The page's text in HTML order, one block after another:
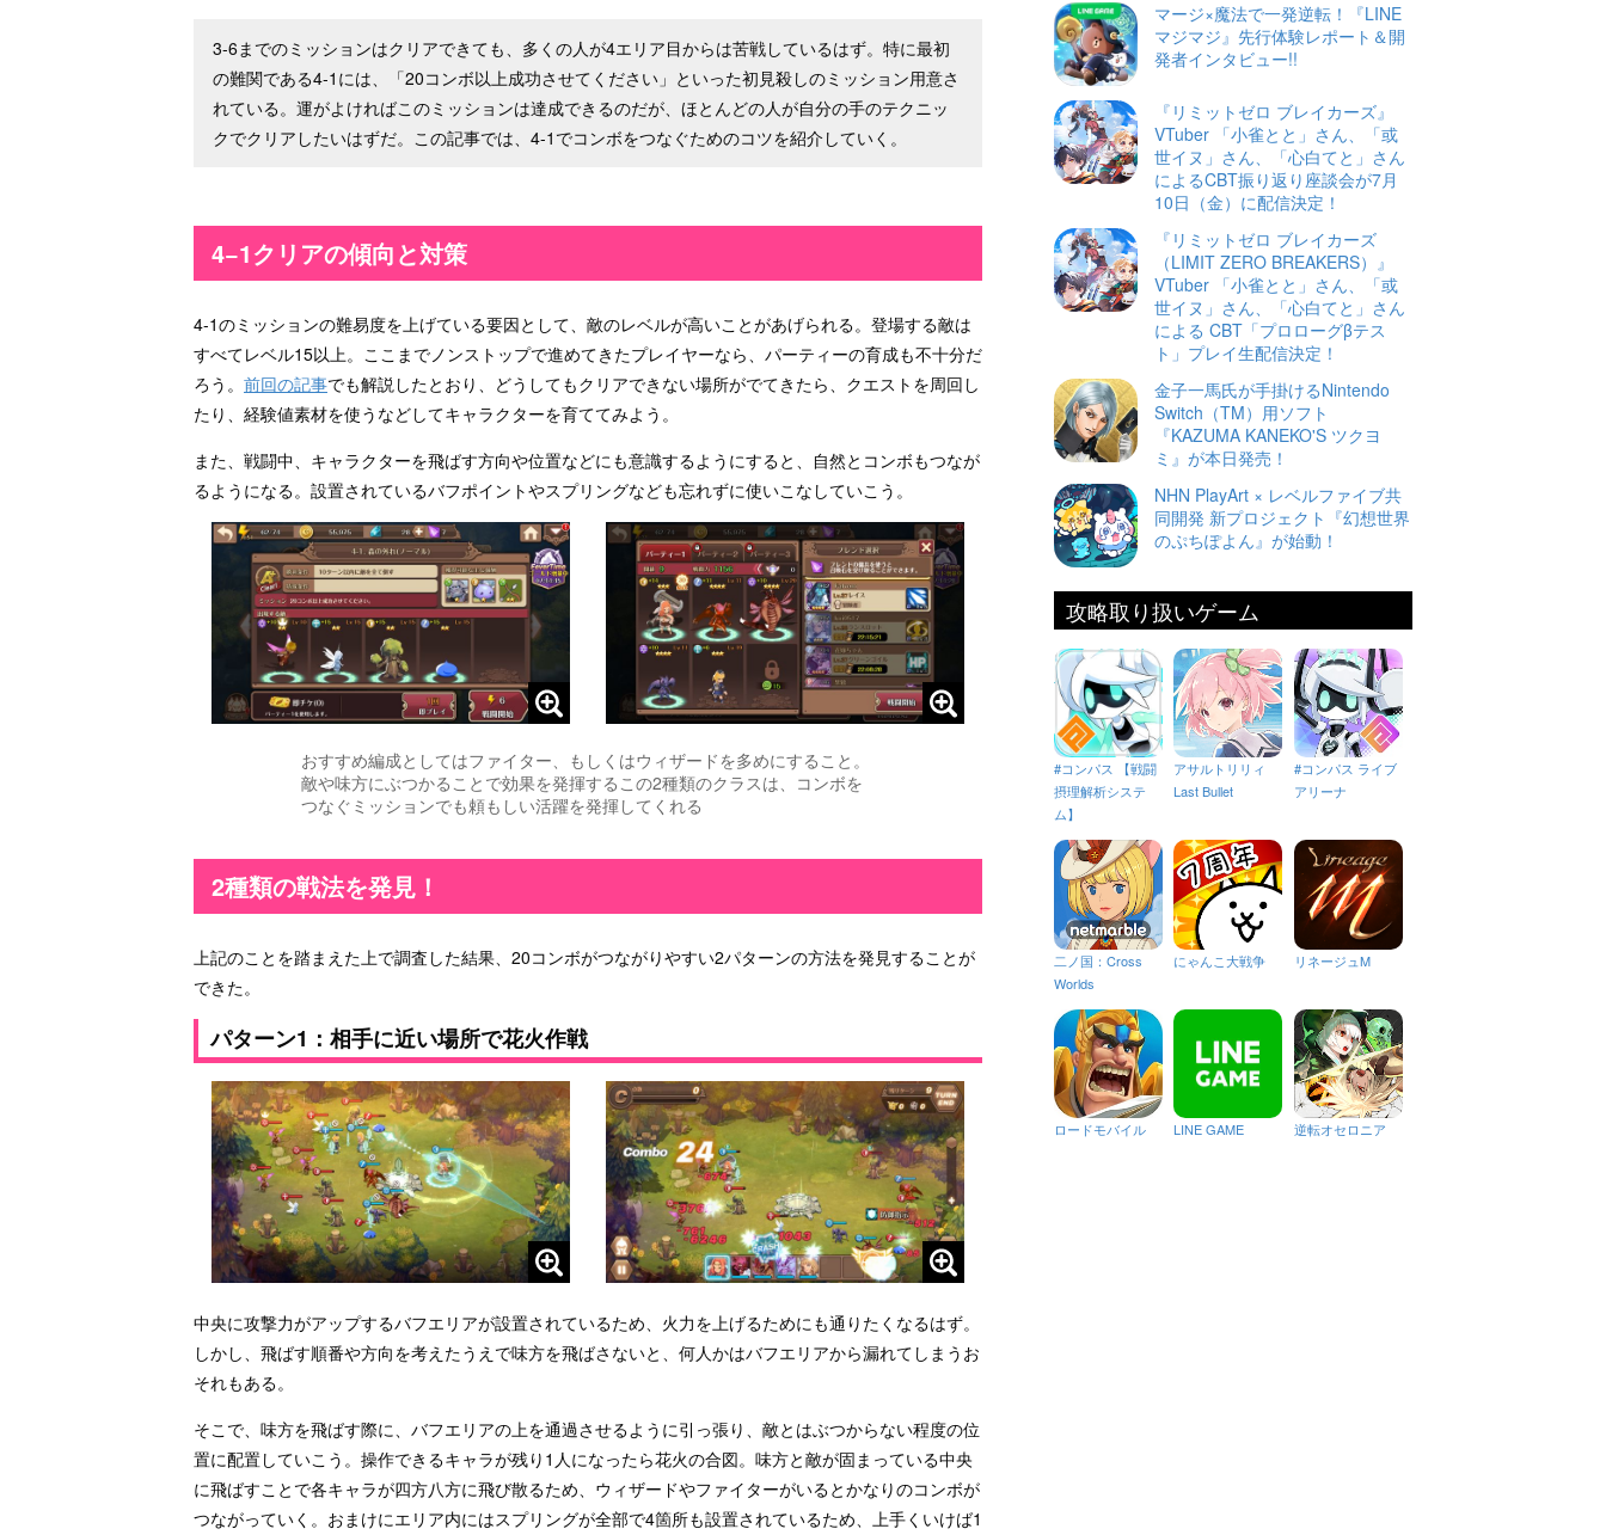
3-6までのミッションはクリアできても、多くの人が4エリア目からは苦戦しているはず。特に最初
の難関である4-1には、「20コンボ以上成功させてください」といった初見殺しのミッション用意さ
れている。運がよければこのミッションは達成できるのだが、ほとんどの人が自分の手のテクニッ
クでクリアしたいはずだ。この記事では、4-1でコンボをつなぐためのコツを紹介していく。
4−1クリアの傾向と対策
4-1のミッションの難易度を上げている要因として、敵のレベルが高いことがあげられる。登場する敵は
すべてレベル15以上。ここまでノンストップで進めてきたプレイヤーなら、パーティーの育成も不十分だ
ろう。 前回の記事でも解説したとおり、どうしてもクリアできない場所がでてきたら、クエストを周回し
たり、経験値素材を使うなどしてキャラクターを育ててみよう。
また、戦闘中、キャラクターを飛ばす方向や位置などにも意識するようにすると、自然とコンボもつなが
るようになる。設置されているバフポイントやスプリングなども忘れずに使いこなしていこう。
おすすめ編成としてはファイター、もしくはウィザードを多めにすること。
敵や味方にぶつかることで効果を発揮するこの2種類のクラスは、コンボを
つなぐミッションでも頼もしい活躍を発揮してくれる
2種類の戦法を発見！
上記のことを踏まえた上で調査した結果、20コンボがつながりやすい2パターンの方法を発見することが
できた。
パターン1：相手に近い場所で花火作戦
中央に攻撃力がアップするバフエリアが設置されているため、火力を上げるためにも通りたくなるはず。
しかし、飛ばす順番や方向を考えたうえで味方を飛ばさないと、何人かはバフエリアから漏れてしまうお
それもある。
そこで、味方を飛ばす際に、バフエリアの上を通過させるように引っ張り、敵とはぶつからない程度の位
置に配置していこう。操作できるキャラが残り1人になったら花火の合図。味方と敵が固まっている中央
に飛ばすことで各キャラが四方八方に飛び散るため、ウィザードやファイターがいるとかなりのコンボが
つながっていく。おまけにエリア内にはスプリングが全部で4箇所も設置されているため、上手くいけば1
マージ×魔法で一発逆転！『LINE
マジマジ』先行体験レポート＆開
発者インタビュー!!
『リミットゼロ ブレイカーズ』
VTuber 「小雀とと」さん、「或
世イヌ」さん、「心白てと」さん
によるCBT振り返り座談会が7月
10日（金）に配信決定！
『リミットゼロ ブレイカーズ
（LIMIT ZERO BREAKERS）』
VTuber 「小雀とと」さん、「或
世イヌ」さん、「心白てと」さん
による CBT「プロローグβテス
ト」プレイ生配信決定！
金子一馬氏が手掛けるNintendo
Switch（TM）用ソフト
『KAZUMA KANEKO'S ツクヨ
ミ』が本日発売！
NHN PlayArt × レベルファイブ共
同開発 新プロジェクト『幻想世界
のぷちぽよん』が始動！
攻略取り扱いゲーム
#コンパス 【戦闘
摂理解析システ
ム】
アサルトリリィ
Last Bullet
#コンパス ライブ
アリーナ
二ノ国：Cross
Worlds
にゃんこ大戦争 リネージュM
ロードモバイル LINE GAME 逆転オセロニア